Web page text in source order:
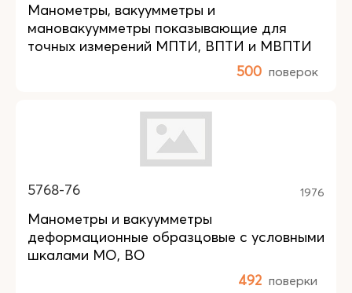
Манометры, вакуумметры и
мановакуумметры показывающие для
точных измерений МПТИ, ВПТИ и МВПТИ
500 поверок
5768-76 1976
Манометры и вакуумметры
деформационные образцовые с условными
шкалами МО, ВО
492 поверки